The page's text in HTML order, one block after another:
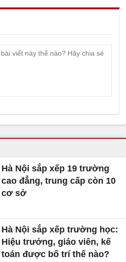
Hà Nội sắp xếp 19 trường
cao đẳng, trung cấp còn 10
cơ sở
Hà Nội sắp xếp trường học:
Hiệu trưởng, giáo viên, kế
toán được bố trí thế nào?